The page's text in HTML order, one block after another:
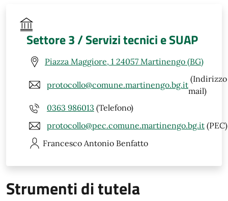
Settore 3 / Servizi tecnici e SUAP
Piazza Maggiore, 1 24057 Martinengo (BG)
protocollo@comune.martinengo.bg.it
(Indirizzo
mail)
0363 986013 (Telefono)
protocollo@pec.comune.martinengo.bg.it (PEC)
Francesco Antonio Benfatto
Strumenti di tutela